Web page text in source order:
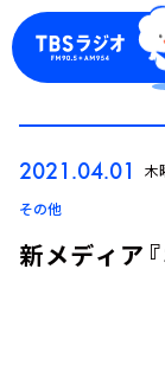
2021.04.01 木
その他
新メディア